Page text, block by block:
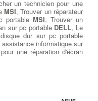
un technicien pour une
MSI, Trouver un réparateur
portable MSI, Trouver un
sur pc portable DELL, Le
dur sur pc portable
informatique sur
une réparation d'écran